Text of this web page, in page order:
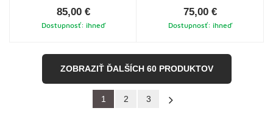
85,00 €
Dostupnosť: ihneď
75,00 €
Dostupnosť: ihneď
ZOBRAZIŤ ĎALŠÍCH 60 PRODUKTOV
1 2 3 »